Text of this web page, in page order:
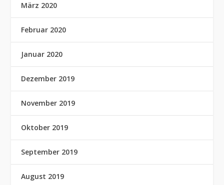
März 2020
Februar 2020
Januar 2020
Dezember 2019
November 2019
Oktober 2019
September 2019
August 2019